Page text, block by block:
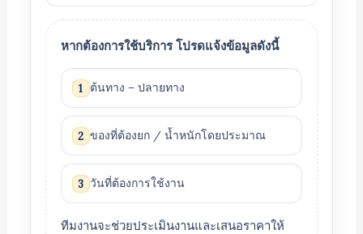
หากต้องการใช้บริการ โปรดแจ้งข้อมูลดังนี้
1 ต้นทาง – ปลายทาง
2 ของที่ต้องยก / น้ำหนักโดยประมาณ
3 วันที่ต้องการใช้งาน
ทีมงานจะช่วยประเมินงานและเสนอราคาให้